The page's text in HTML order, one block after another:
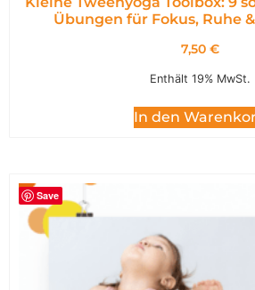
Übungen für Fokus, Ruhe
7,50 €
Enthält 19% MwSt.
In den
Save